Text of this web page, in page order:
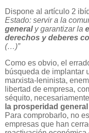
Dispone al artículo 2
Estado: servir a la
generaly garantizar la
derechos y deberes
(…)”
Como es obvio, el
búsqueda de implantar
marxista-leninista,
libertad de empresa,
séquito, necesariamente
la prosperidad
Para comprobarlo, no
empresas que han